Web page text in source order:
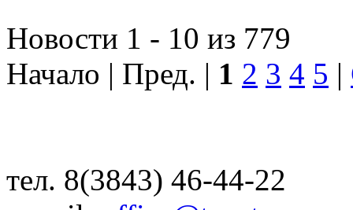
Новости 1 - 10 из 779
Начало | Пред. | 1 2 3 4 5 |
тел. 8(3843) 46-44-22